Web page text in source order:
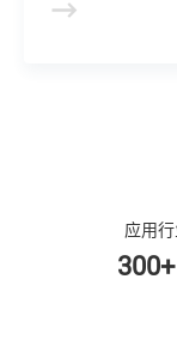
建、AI驱动、多
应用
300+